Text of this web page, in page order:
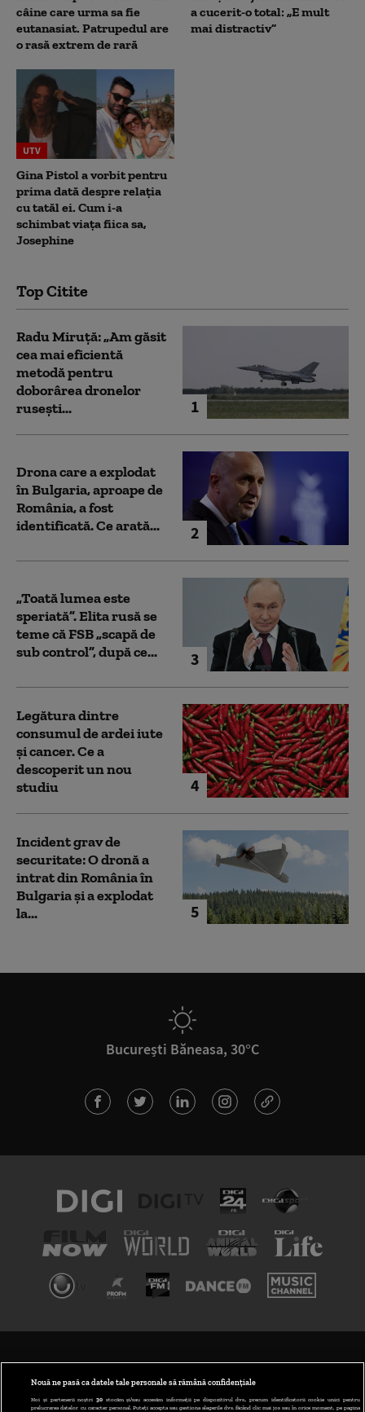
câine care urma sa fie
eutanasiat. Patrupedul are
o rasă extrem de rară
a cucerit-o total: „E mult
mai distractiv”
UTV
Gina Pistol a vorbit pentru
prima dată despre relația
cu tatăl ei. Cum i-a
schimbat viața fiica sa,
Josephine
Top Citite
1
Radu Miruță: „Am găsit
cea mai eficientă
metodă pentru
doborârea dronelor
rusești...
2
Drona care a explodat
în Bulgaria, aproape de
România, a fost
identificată. Ce arată...
3
„Toată lumea este
speriată”. Elita rusă se
teme că FSB „scapă de
sub control”, după ce...
4
Legătura dintre
consumul de ardei iute
și cancer. Ce a
descoperit un nou
studiu
5
Incident grav de
securitate: O dronă a
intrat din România în
Bulgaria şi a explodat
la...
București Băneasa, 30°C
Nouă ne pasă ca datele tale personale să rămână confidențiale
Noi și partenerii noștri 30stocăm și/sau accesăm informații pe dispozitivul dvs., precum identificatorii cookie unici pentru
prelucrarea datelor cu caracter personal. Puteți accepta sau gestiona alegerile dvs. făcând clic mai jos sau în orice moment, pe pagina